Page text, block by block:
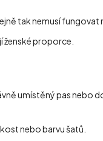
tak nemusí fungovat
ženské proporce.
umístěný pas nebo
nebo barvu šatů.